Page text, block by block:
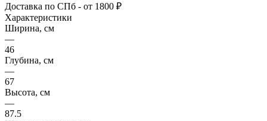
Доставка по СПб - от 1800 ₽
Характеристики
Ширина, см
—
46
Глубина, см
—
67
Высота, см
—
87.5